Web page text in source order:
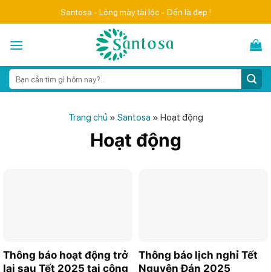
to
Santosa - Lông mày tài lộc - Đến là đẹp !
Search
for:
Trang chủ » Santosa » Hoạt động
Hoạt động
Thông báo hoạt động trở
lại sau Tết 2025 tại công
Thông báo lịch nghỉ Tết
Nguyên Đán 2025